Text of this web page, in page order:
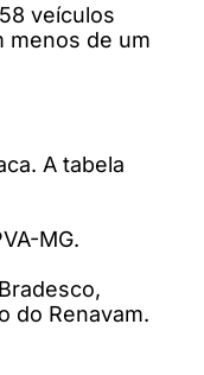
veículos
menos de um
A tabela
MG.
do Renavam.